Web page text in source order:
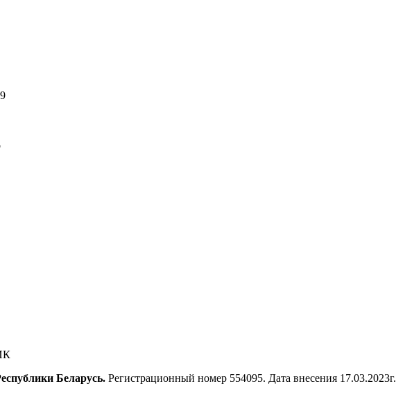
Беларусь. Регистрационный номер 554095. Дата внесения 17.03.2023г.